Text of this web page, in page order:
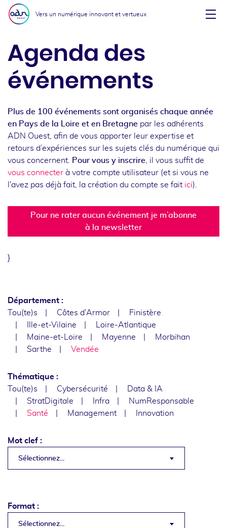
Aller au menu
Aller au contenu
Vers un numérique innovant et vertueux
Agenda des
événements
Plus de 100 événements sont organisés chaque année
en Pays de la Loire et en Bretagne par les adhérents
ADN Ouest, afin de vous apporter leur expertise et
retours d’expériences sur les sujets clés du numérique qui
vous concernent.
Pour vous y inscrire , il vous suffit de
vous connecter à votre compte utilisateur (et si vous ne
l'avez pas déjà fait, la création du compte se fait ici).
Pour ne rater aucun événement je m’abonne
à la newsletter
}
Département :
Tou(te)s
Côtes d'Armor
Finistère
Ille-et-Vilaine
Loire-Atlantique
Maine-et-Loire
Mayenne
Morbihan
Sarthe
Vendée
Thématique :
Tou(te)s
Cybersécurité
Data & IA
StratDigitale
Infra
NumResponsable
Santé
Management Innovation
Mot clef :
Sélectionnez...
Format :
Sélectionnez...